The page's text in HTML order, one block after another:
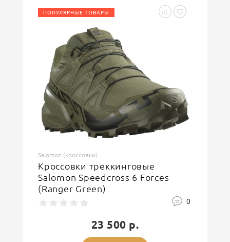
ОСТАВИТЬ ОТЗЫВ
ПОПУЛЯРНЫЕ ТОВАРЫ
Salomon (кроссовки)
Кроссовки треккинговые
Salomon Speedcross 6 Forces
(Ranger Green)
0
23 500 р.